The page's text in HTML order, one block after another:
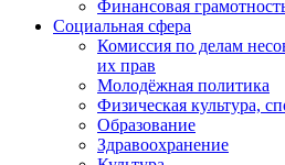
Финансовая
Социальная сфера
Комиссия по делам
их прав
Молодёжная политика
Физическая культура,
Образование
Здравоохранение